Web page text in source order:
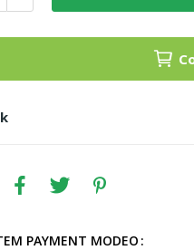
PAYMENT MODEO